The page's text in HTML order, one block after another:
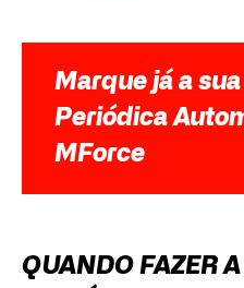
Marque já a
Periódica
MForce
QUANDO FAZER